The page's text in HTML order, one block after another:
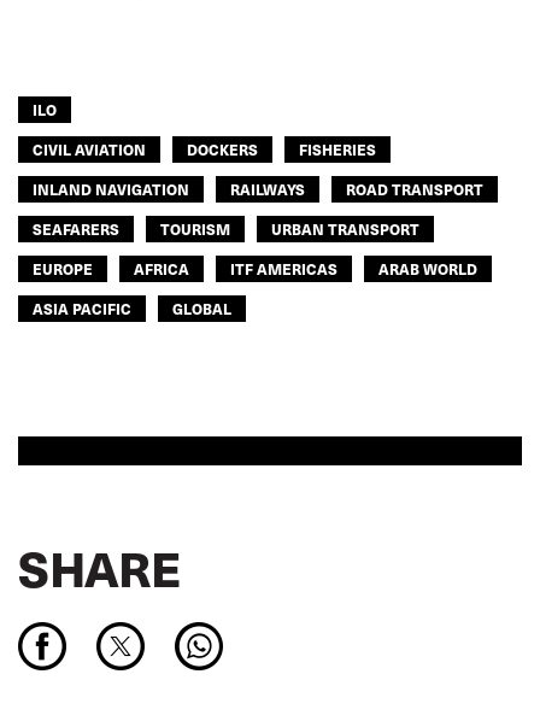
ILO
CIVIL AVIATION
DOCKERS
FISHERIES
INLAND NAVIGATION
RAILWAYS
ROAD TRANSPORT
SEAFARERS
TOURISM
URBAN TRANSPORT
EUROPE
AFRICA ITF AMERICAS
ARAB WORLD
ASIA PACIFIC
GLOBAL
SHARE